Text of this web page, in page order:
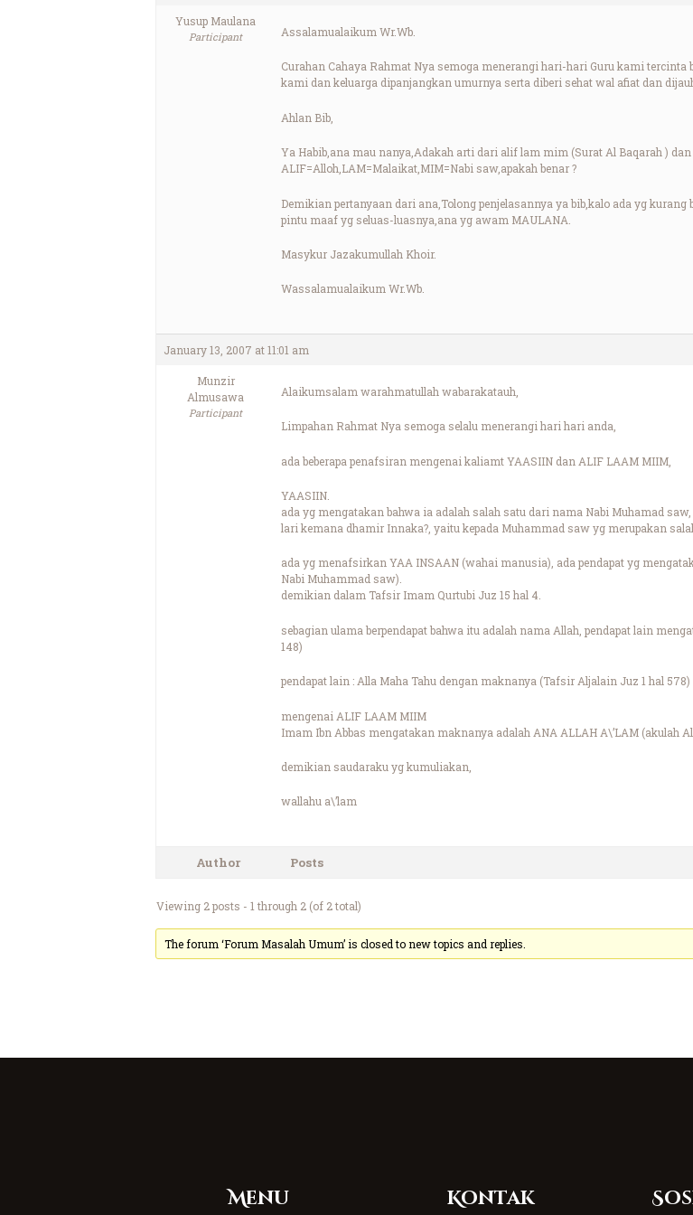
Yusup Maulana
Participant Assalamualaikum Wr.Wb.
Curahan Cahaya Rahmat Nya semoga menerangi hari-hari Guru kami tercinta
kami dan keluarga dipanjangkan umurnya serta diberi sehat wal afiat dan
Ahlan Bib,
Ya Habib,ana mau nanya,Adakah arti dari alif lam mim (Surat Al Baqarah )
ALIF=Alloh,LAM=Malaikat,MIM=Nabi saw,apakah benar ?
Demikian pertanyaan dari ana,Tolong penjelasannya ya bib,kalo ada yg
pintu maaf yg seluas-luasnya,ana yg awam MAULANA.
Masykur Jazakumullah Khoir.
Wassalamualaikum Wr.Wb.
January 13, 2007 at 11:01 am
Munzir
Almusawa
Participant
Alaikumsalam warahmatullah wabarakatauh,
Limpahan Rahmat Nya semoga selalu menerangi hari hari anda,
ada beberapa penafsiran mengenai kaliamt YAASIIN dan ALIF LAAM MIIM,
YAASIIN.
ada yg mengatakan bahwa ia adalah salah satu dari nama Nabi Muhamad
lari kemana dhamir Innaka?, yaitu kepada Muhammad saw yg merupakan
ada yg menafsirkan YAA INSAAN (wahai manusia), ada pendapat yg
Nabi Muhammad saw).
demikian dalam Tafsir Imam Qurtubi Juz 15 hal 4.
sebagian ulama berpendapat bahwa itu adalah nama Allah, pendapat lain
148)
pendapat lain : Alla Maha Tahu dengan maknanya (Tafsir Aljalain Juz 1 hal 578)
mengenai ALIF LAAM MIIM
Imam Ibn Abbas mengatakan maknanya adalah ANA ALLAH A\’LAM (akulah
demikian saudaraku yg kumuliakan,
wallahu a\’lam
Author Posts
Viewing 2 posts - 1 through 2 (of 2 total)
The forum ‘Forum Masalah Umum’ is closed to new topics and replies.
Menu Kontak